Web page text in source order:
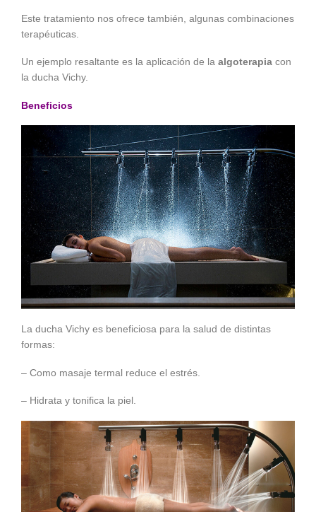
Este tratamiento nos ofrece también, algunas combinaciones
terapéuticas.
Un ejemplo resaltante es la aplicación de la algoterapia con
la ducha Vichy.
Beneficios
La ducha Vichy es beneficiosa para la salud de distintas
formas:
– Como masaje termal reduce el estrés.
– Hidrata y tonifica la piel.